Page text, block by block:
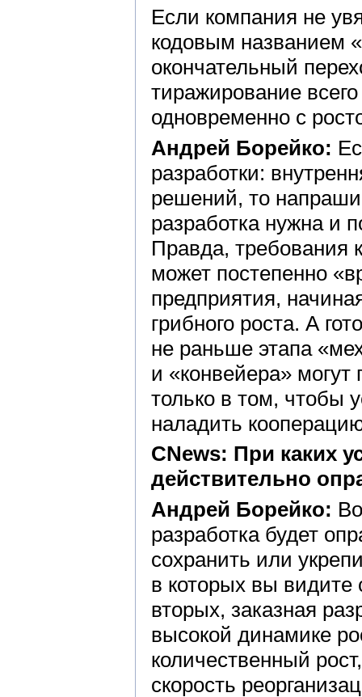
Если компания не
кодовым названием
окончательный
тиражирование всего
одновременно с
Андрей Борейко:
разработки:
решений, то
разработка нужна и
Правда, требования
может постепенно
предприятия,
грибного роста. А
не раньше этапа
и «конвейера»
только в том, чтобы
наладить
CNews: При каких
действительно
Андрей Борейко:
разработка будет
сохранить или
в которых вы видите
вторых, заказная
высокой динамике
количественный
скорость